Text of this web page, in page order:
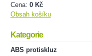
Cena: 0 Kč
Obsah košíku
Kategorie
ABS protiskluz